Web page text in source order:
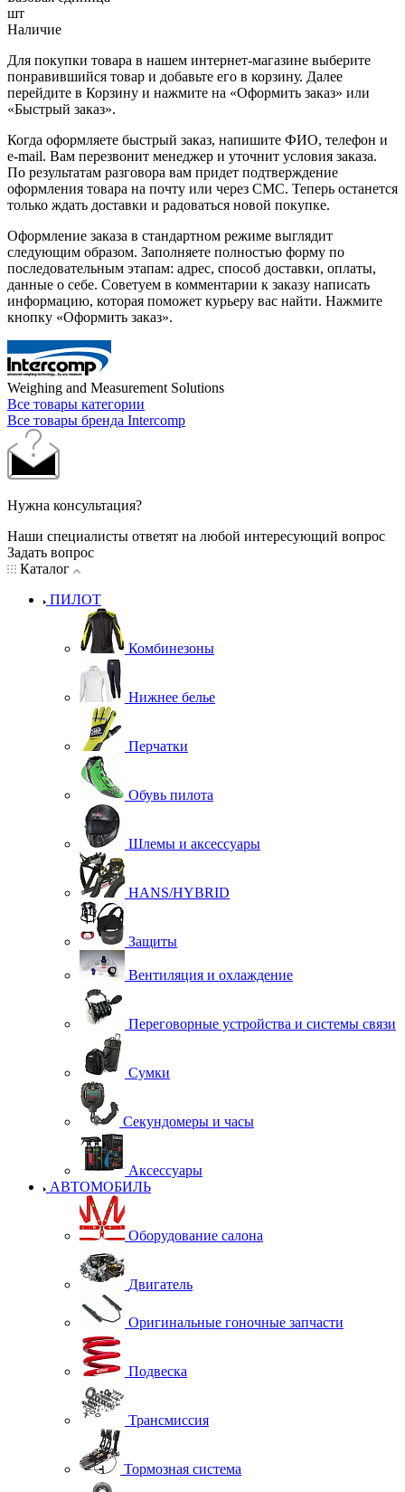
шт
Наличие
Для покупки товара в нашем интернет-магазине выберите
понравившийся товар и добавьте его в корзину. Далее
перейдите в Корзину и нажмите на «Оформить заказ» или
«Быстрый заказ».
Когда оформляете быстрый заказ, напишите ФИО, телефон и
e-mail. Вам перезвонит менеджер и уточнит условия заказа.
По результатам разговора вам придет подтверждение
оформления товара на почту или через СМС. Теперь останется
только ждать доставки и радоваться новой покупке.
Оформление заказа в стандартном режиме выглядит
следующим образом. Заполняете полностью форму по
последовательным этапам: адрес, способ доставки, оплаты,
данные о себе. Советуем в комментарии к заказу написать
информацию, которая поможет курьеру вас найти. Нажмите
кнопку «Оформить заказ».
Weighing and Measurement Solutions
Все товары категории
Все товары бренда Intercomp
Нужна консультация?
Наши специалисты ответят на любой интересующий вопрос
Задать вопрос
Каталог
ПИЛОТ
Комбинезоны
Нижнее белье
Перчатки
Обувь пилота
Шлемы и аксессуары
HANS/HYBRID
Защиты
Вентиляция и охлаждение
Переговорные устройства и системы связи
Сумки
Секундомеры и часы
Аксессуары
АВТОМОБИЛЬ
Оборудование салона
Двигатель
Оригинальные гоночные запчасти
Подвеска
Трансмиссия
Тормозная система